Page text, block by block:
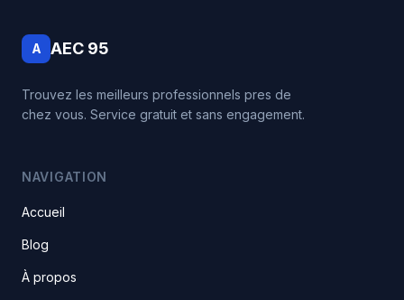
A AEC 95
Trouvez les meilleurs professionnels pres de
chez vous. Service gratuit et sans engagement.
NAVIGATION
Accueil
Blog
À propos